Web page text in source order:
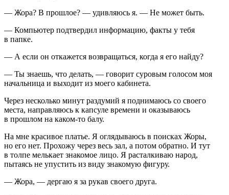
— Жора? В прошлое? — удивляюсь я. — Не может быть.
— Компьютер подтвердил информацию, факты у тебя
в папке.
— А если он откажется возвращаться, когда я его найду?
— Ты знаешь, что делать, — говорит суровым голосом моя
начальница и выходит из моего кабинета.
Через несколько минут раздумий я поднимаюсь со своего
места, направляюсь к капсуле времени и оказываюсь
в прошлом на каком-то балу.
На мне красивое платье. Я оглядываюсь в поисках Жоры,
но его нет. Прохожу через весь зал, а потом обратно. И тут
в толпе мелькает знакомое лицо. Я расталкиваю народ,
пытаясь не упустить из виду знакомую фигуру.
— Жора, — дергаю я за рукав своего друга.